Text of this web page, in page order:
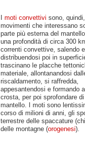
I moti convettivi sono, quindi,
movimenti che interessano
parte più esterna del
una profondità di circa 300
correnti convettive, salendo e
distribuendosi poi in
trascinano le placche
materiale, allontanandosi
riscaldamento, si raffredda,
appesantendosi e formando
crosta, per poi sprofondare
mantello. I moti sono
corso di milioni di anni, gli
terrestre delle spaccature
delle montagne (orogenesi).